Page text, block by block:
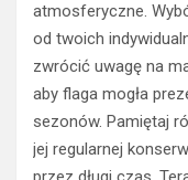
atmosferyczne.
od twoich
zwrócić uwagę na
aby flaga mogła
sezonów. Pamiętaj
jej regularnej